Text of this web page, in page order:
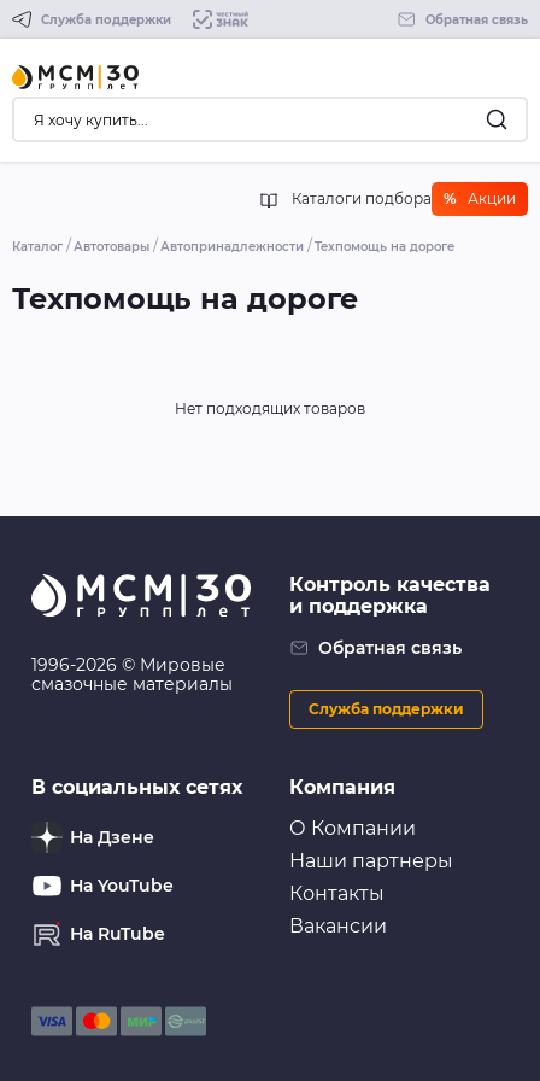
Служба поддержки Обратная связь
Каталоги подбора % Акции
Каталог Автотовары Автопринадлежности Техпомощь на дороге
Техпомощь на дороге
Нет подходящих товаров
1996-2026 © Мировые
смазочные материалы
Компания
О Компании
Наши партнеры
Контакты
Вакансии
Контроль качества
и поддержка
Обратная связь
Служба поддержки
В социальных сетях
На Дзене
На YouTube
На RuTube